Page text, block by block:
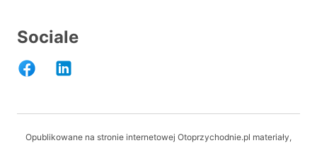
Sociale
Opublikowane na stronie internetowej Otoprzychodnie.pl materiały,